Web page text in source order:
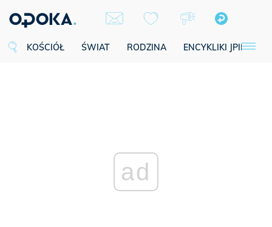
KOŚCIÓŁ ŚWIAT RODZINA ENCYKLIKI JPII
ad